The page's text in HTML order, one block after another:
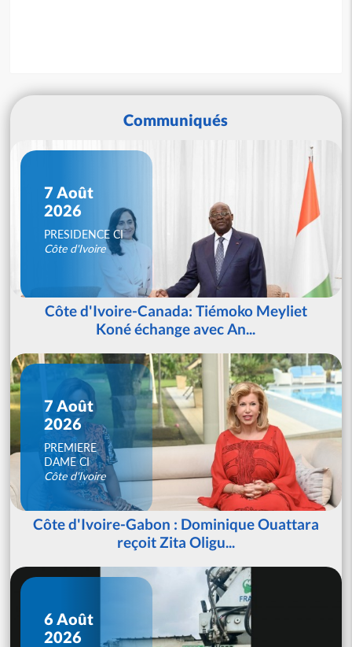
Communiqués
7 Août
2026
PRESIDENCE CI
Côte d'Ivoire
Côte d'Ivoire-Canada: Tiémoko Meyliet
Koné échange avec An...
7 Août
2026
PREMIERE
DAME CI
Côte d'Ivoire
Côte d'Ivoire-Gabon : Dominique Ouattara
reçoit Zita Oligu...
6 Août
2026